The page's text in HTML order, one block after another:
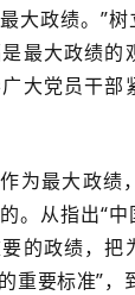
大政绩。”
最大政绩的
大党员干部
为最大政绩
。从指出“
的政绩，把
重要标准”，